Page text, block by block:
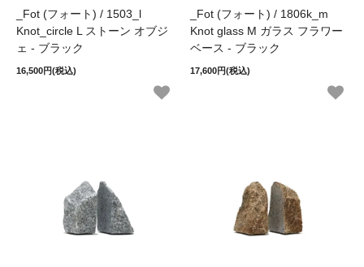
_Fot (フォート) / 1503_l
Knot_circle L ストーン オブジ
ェ - ブラック
16,500円(税込)
_Fot (フォート) / 1806k_m
Knot glass M ガラス フラワー
ベース - ブラック
17,600円(税込)